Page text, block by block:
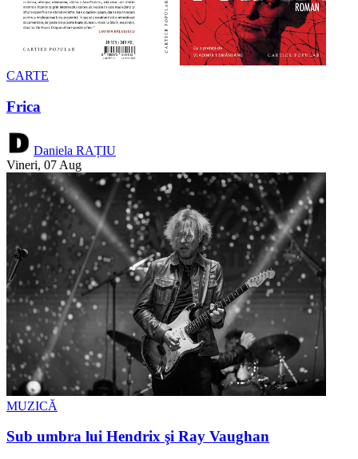
CARTE
Frica
Daniela RAȚIU
Vineri, 07 Aug
MUZICĂ
Sub umbra lui Hendrix şi Ray Vaughan